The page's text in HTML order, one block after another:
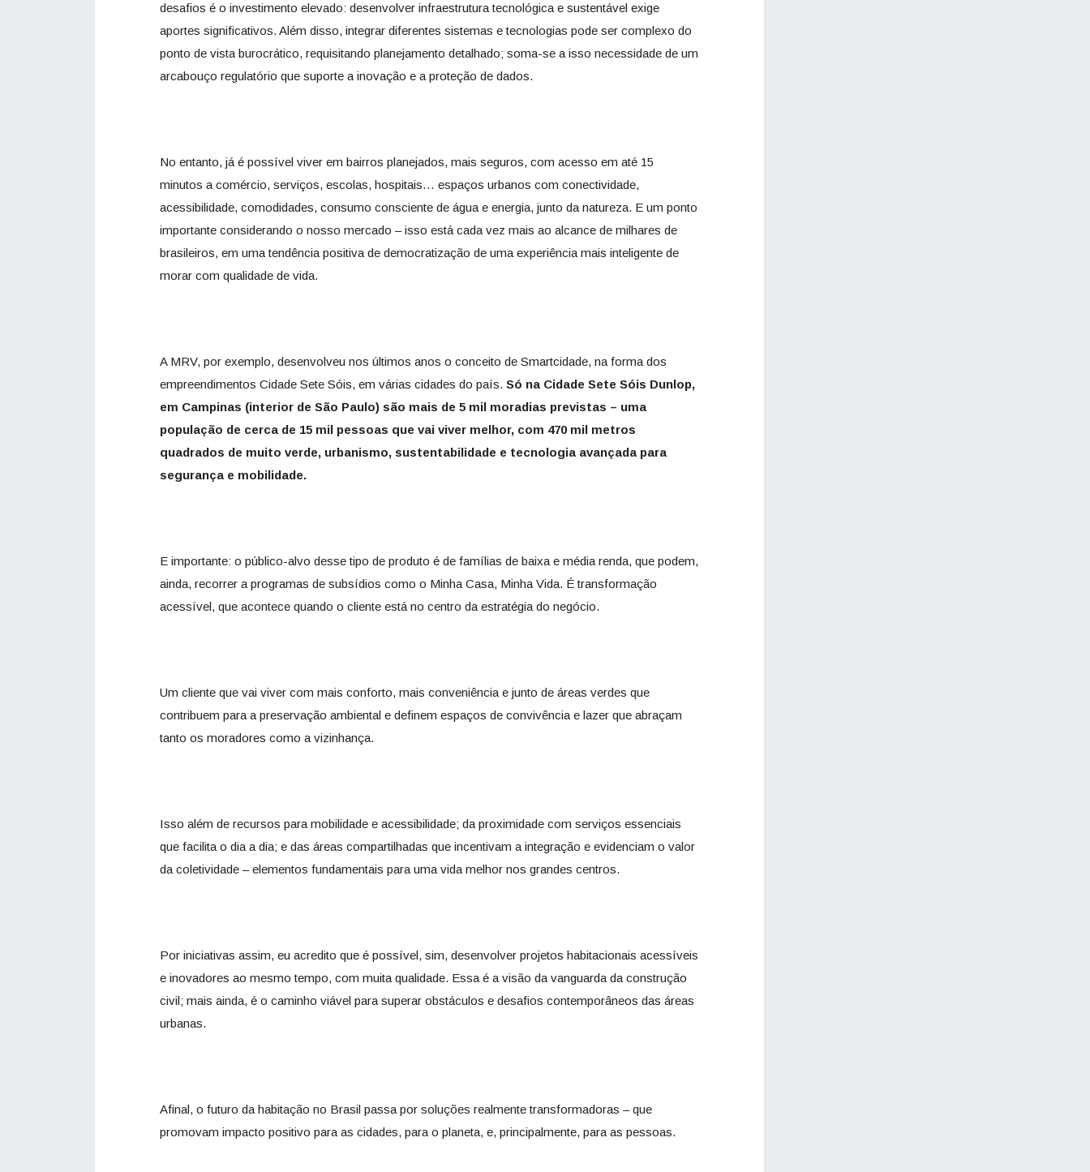
desafios é o investimento elevado: desenvolver infraestrutura tecnológica e sustentável exige
aportes significativos. Além disso, integrar diferentes sistemas e tecnologias pode ser complexo do
ponto de vista burocrático, requisitando planejamento detalhado; soma-se a isso necessidade de um
arcabouço regulatório que suporte a inovação e a proteção de dados.
No entanto, já é possível viver em bairros planejados, mais seguros, com acesso em até 15
minutos a comércio, serviços, escolas, hospitais… espaços urbanos com conectividade,
acessibilidade, comodidades, consumo consciente de água e energia, junto da natureza. E um ponto
importante considerando o nosso mercado – isso está cada vez mais ao alcance de milhares de
brasileiros, em uma tendência positiva de democratização de uma experiência mais inteligente de
morar com qualidade de vida.
A MRV, por exemplo, desenvolveu nos últimos anos o conceito de Smartcidade, na forma dos
empreendimentos Cidade Sete Sóis, em várias cidades do país. Só na Cidade Sete Sóis Dunlop,
em Campinas (interior de São Paulo) são mais de 5 mil moradias previstas – uma
população de cerca de 15 mil pessoas que vai viver melhor, com 470 mil metros
quadrados de muito verde, urbanismo, sustentabilidade e tecnologia avançada para
segurança e mobilidade.
E importante: o público-alvo desse tipo de produto é de famílias de baixa e média renda, que podem,
ainda, recorrer a programas de subsídios como o Minha Casa, Minha Vida. É transformação
acessível, que acontece quando o cliente está no centro da estratégia do negócio.
Um cliente que vai viver com mais conforto, mais conveniência e junto de áreas verdes que
contribuem para a preservação ambiental e definem espaços de convivência e lazer que abraçam
tanto os moradores como a vizinhança.
Isso além de recursos para mobilidade e acessibilidade; da proximidade com serviços essenciais
que facilita o dia a dia; e das áreas compartilhadas que incentivam a integração e evidenciam o valor
da coletividade – elementos fundamentais para uma vida melhor nos grandes centros.
Por iniciativas assim, eu acredito que é possível, sim, desenvolver projetos habitacionais acessíveis
e inovadores ao mesmo tempo, com muita qualidade. Essa é a visão da vanguarda da construção
civil; mais ainda, é o caminho viável para superar obstáculos e desafios contemporâneos das áreas
urbanas.
Afinal, o futuro da habitação no Brasil passa por soluções realmente transformadoras – que
promovam impacto positivo para as cidades, para o planeta, e, principalmente, para as pessoas.